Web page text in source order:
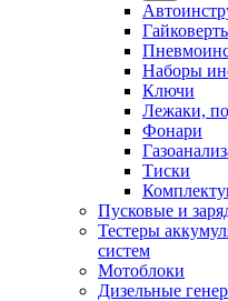
Наборы
Ключи
Лежаки,
Фонари
Тиски
Пусковые и
Тестеры
систем
Мотоблоки
Дизельные